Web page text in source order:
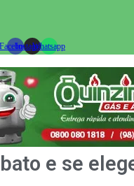
FacebookInstagramWhatsapp
e se